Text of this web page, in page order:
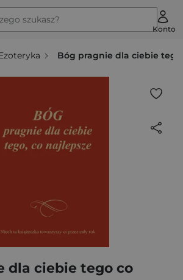
szukasz?
Konto
Bóg pragnie dla ciebie
dla ciebie tego co